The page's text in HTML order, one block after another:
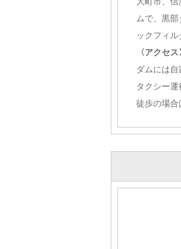
ムで、黒
ックフィル
〈アクセス
ダムには
タクシー
徒歩の場合